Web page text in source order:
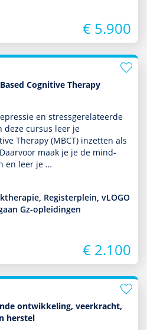
€ 5.900
Cognitive Therapy
en stressgerelateerde
deze cursus leer je
Therapy (MBCT) inzetten als
maak je je de mind­
en leer je …
Registerplein, vLOGO
Gz-opleidingen
€ 2.100
ontwikkeling, veerkracht,
herstel